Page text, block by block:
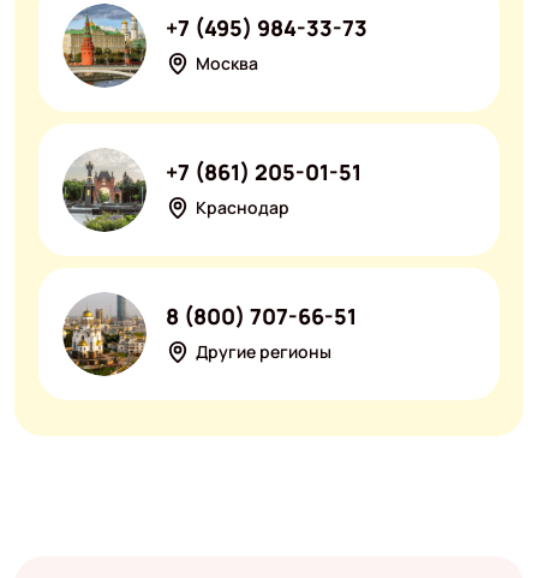
Москва
+7 (495) 984-33-73
Краснодар
+7 (861) 205-01-51
Другие регионы
8 (800) 707-66-51